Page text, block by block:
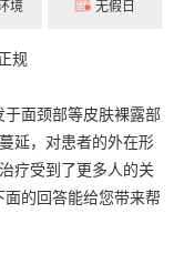
境 无假日
面颈部等皮肤裸露部
延，对患者的外在形
疗受到了更多人的关
的回答能给您带来帮